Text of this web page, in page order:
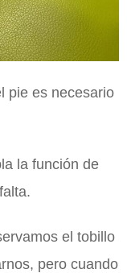
pie es necesario
la función de
el tobillo
pero cuando